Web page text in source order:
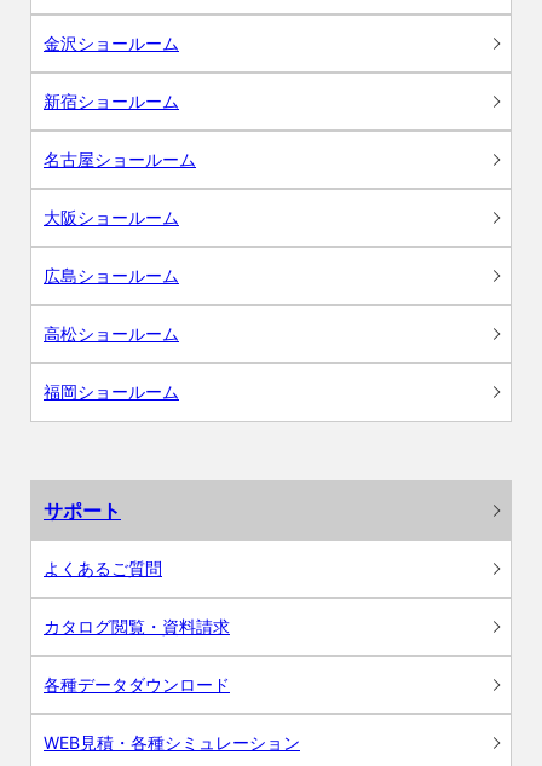
金沢ショールーム
新宿ショールーム
名古屋ショールーム
大阪ショールーム
広島ショールーム
高松ショールーム
福岡ショールーム
サポート
よくあるご質問
カタログ閲覧・資料請求
各種データダウンロード
WEB見積・各種シミュレーション